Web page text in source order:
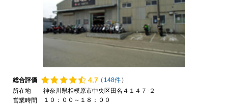
総合評価 4.7 ( 148件)
所在地
神奈川県相模原市中央区田名４１４７-２
営業時間
１０：００～１８：００